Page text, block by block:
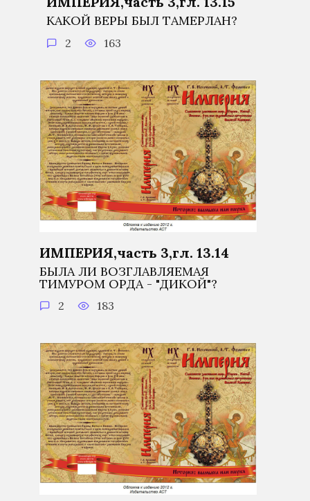
КАКОЙ ВЕРЫ БЫЛ ТАМЕРЛАН?
2 163
ИМПЕРИЯ,часть 3,гл. 13.14
БЫЛА ЛИ ВОЗГЛАВЛЯЕМАЯ
ТИМУРОМ ОРДА - "ДИКОЙ"?
2 183